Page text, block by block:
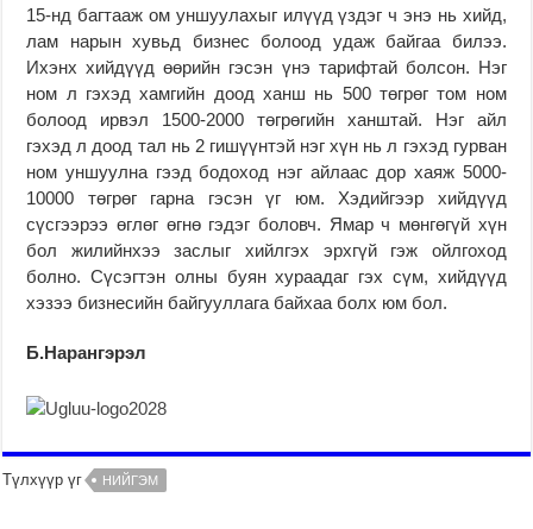
15-нд багтааж ом уншуулахыг илүүд үздэг ч энэ нь хийд,
лам нарын хувьд бизнес болоод удаж байгаа билээ.
Ихэнх хийдүүд өөрийн гэсэн үнэ тарифтай болсон. Нэг
ном л гэхэд хамгийн доод ханш нь 500 төгрөг том ном
болоод ирвэл 1500-2000 төгрөгийн ханштай. Нэг айл
гэхэд л доод тал нь 2 гишүүнтэй нэг хүн нь л гэхэд гурван
ном уншуулна гээд бодоход нэг айлаас дор хаяж 5000-
10000 төгрөг гарна гэсэн үг юм. Хэдийгээр хийдүүд
сүсгээрээ өглөг өгнө гэдэг боловч. Ямар ч мөнгөгүй хүн
бол жилийнхээ заслыг хийлгэх эрхгүй гэж ойлгоход
болно. Сүсэгтэн олны буян хураадаг гэх сүм, хийдүүд
хэзээ бизнесийн байгууллага байхаа болх юм бол.
Б.Нарангэрэл
Түлхүүр үг НИЙГЭМ